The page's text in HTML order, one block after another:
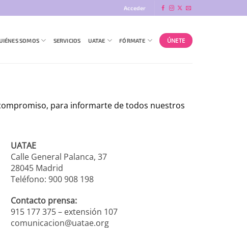
Acceder
SOMOS SERVICIOS UATAE FÓRMATE ÚNETE
para informarte de todos nuestros
UATAE
Calle General Palanca, 37
28045 Madrid
Teléfono: 900 908 198
Contacto prensa:
915 177 375 – extensión 107
comunicacion@uatae.org